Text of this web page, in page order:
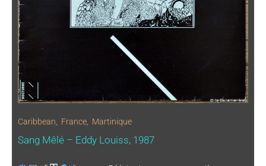
Caribbean France Martinique
Sang Mêlé – Eddy Louiss, 1987